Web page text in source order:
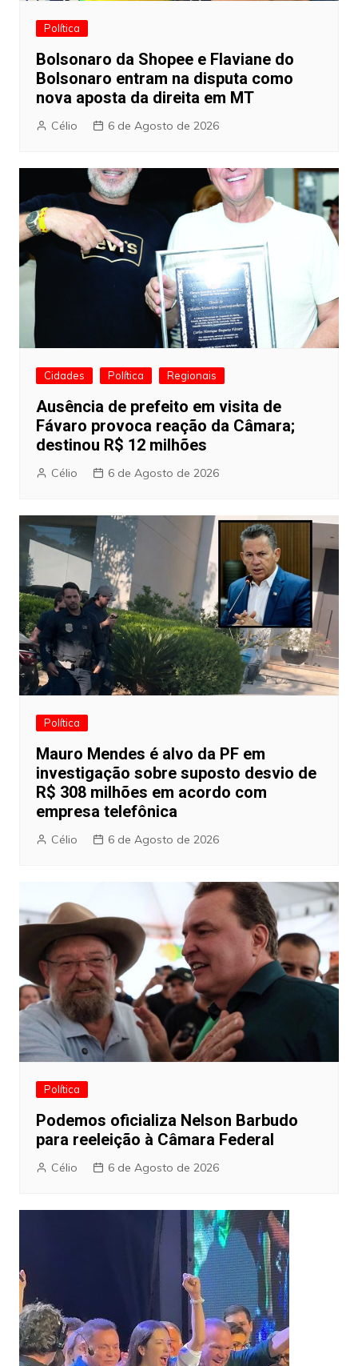
Política
Bolsonaro da Shopee e Flaviane do
Bolsonaro entram na disputa como
nova aposta da direita em MT
Célio 6 de Agosto de 2026
Cidades Política Regionais
Ausência de prefeito em visita de
Fávaro provoca reação da Câmara;
destinou R$ 12 milhões
Célio 6 de Agosto de 2026
Política
Mauro Mendes é alvo da PF em
investigação sobre suposto desvio de
R$ 308 milhões em acordo com
empresa telefônica
Célio 6 de Agosto de 2026
Política
Podemos oficializa Nelson Barbudo
para reeleição à Câmara Federal
Célio 6 de Agosto de 2026